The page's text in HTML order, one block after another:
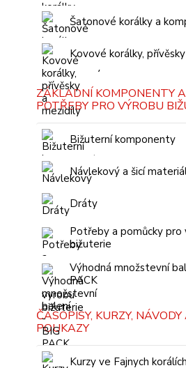
Šatonové korálky a
Kovové korálky,
ZÁKLADNÍ KOMPONENTY A
POTŘEBY PRO VÝROBU
Bižuterní komponenty
Návlekový a šicí
Dráty
Potřeby a pomůcky pro
bižuterie
Výhodná množstevní
PACK
ČASOPISY, KURZY, NÁVODY
POUKAZY
Kurzy ve Fajnych korálích